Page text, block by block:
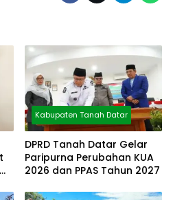
Kabupaten Tanah Datar
DPRD Tanah Datar Gelar
Paripurna Perubahan KUA
2026 dan PPAS Tahun 2027